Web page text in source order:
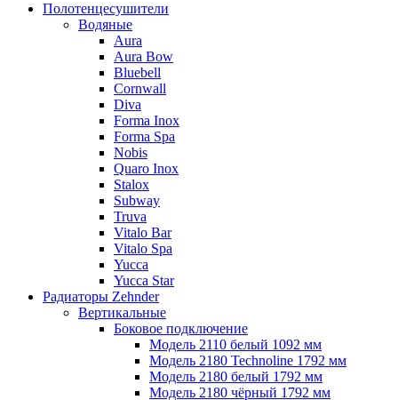
Полотенцесушители
Водяные
Aura
Aura Bow
Bluebell
Cornwall
Diva
Forma Inox
Forma Spa
Nobis
Quaro Inox
Stalox
Subway
Truva
Vitalo Bar
Vitalo Spa
Yucca
Yucca Star
Радиаторы Zehnder
Вертикальные
Боковое подключение
Модель 2110 белый 1092 мм
Модель 2180 Technoline 1792 мм
Модель 2180 белый 1792 мм
Модель 2180 чёрный 1792 мм